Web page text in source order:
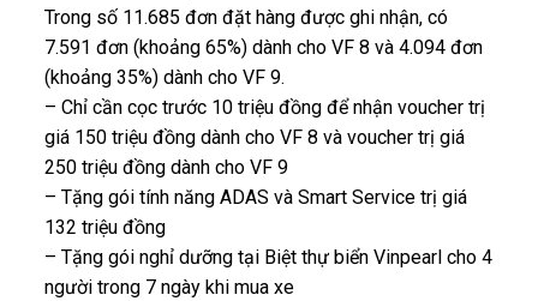
Trong số 11.685 đơn đặt hàng được ghi nhận, có
7.591 đơn (khoảng 65%) dành cho VF 8 và 4.094 đơn
(khoảng 35%) dành cho VF 9.
– Chỉ cần cọc trước 10 triệu đồng để nhận voucher trị
giá 150 triệu đồng dành cho VF 8 và voucher trị giá
250 triệu đồng dành cho VF 9
– Tặng gói tính năng ADAS và Smart Service trị giá
132 triệu đồng
– Tặng gói nghỉ dưỡng tại Biệt thự biển Vinpearl cho 4
người trong 7 ngày khi mua xe